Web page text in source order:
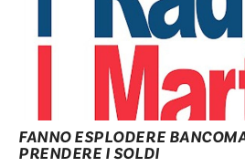
FANNO ESPLODERE
PRENDERE I SOLDI